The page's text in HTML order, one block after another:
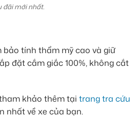
đãi mới nhất.
tính thẩm mỹ cao và giữ
đặt cắm giắc 100%, không cắt
khảo thêm tại trang tra cứu
nhất về xe của bạn.